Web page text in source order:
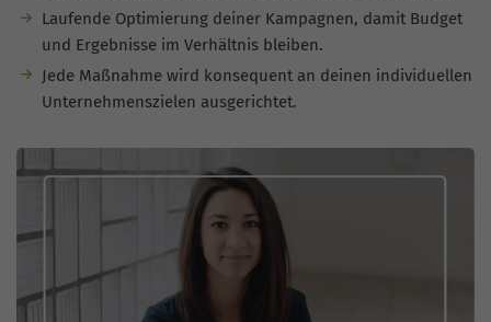
Laufende Optimierung deiner Kampagnen, damit Budget
und Ergebnisse im Verhältnis bleiben.
Jede Maßnahme wird konsequent an deinen individuellen
Unternehmenszielen ausgerichtet.